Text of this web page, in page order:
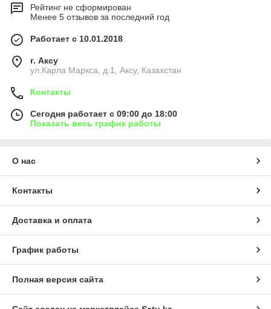
Рейтинг не сформирован
Менее 5 отзывов за последний год
Работает с 10.01.2018
г. Аксу
ул.Карла Маркса, д.1, Аксу, Казахстан
Контакты
Сегодня работает с 09:00 до 18:00
Показать весь график работы
О нас
Контакты
Доставка и оплата
График работы
Полная версия сайта